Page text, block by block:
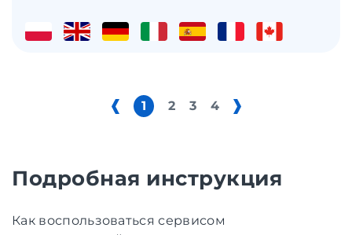
1 2 3 4
Подробная инструкция
Как воспользоваться сервисом